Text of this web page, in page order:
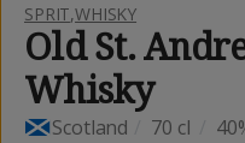
SPRIT,WHISKY
Old St.
Whisky
Scotland 70 cl